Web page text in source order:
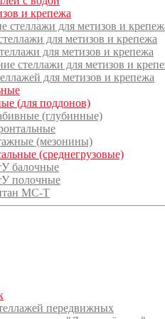
и крепежа
стеллажи для метизов и
для метизов и крепежа
для метизов и крепежа
стеллажи для метизов и
для метизов и крепежа
(для поддонов)
(глубинные)
(мезонины)
(среднегрузовые)
балочные
полочные
МС-Т
передвижных